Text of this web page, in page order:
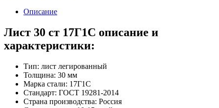
Описание
Лист 30 ст 17Г1С описание и
характеристики:
Тип: лист легированный
Толщина: 30 мм
Марка стали: 17Г1С
Стандарт: ГОСТ 19281-2014
Страна производства: Россия